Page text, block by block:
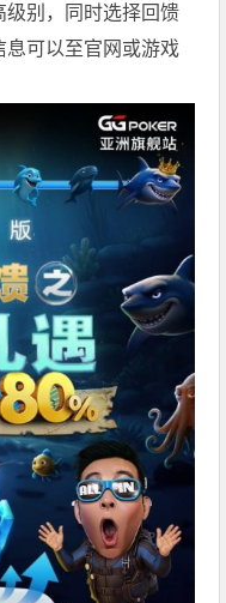
级别，同时选择回馈
息可以至官网或游戏